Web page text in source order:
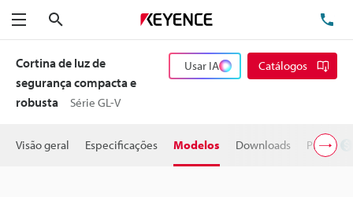
Menu
Cortina de luz de
segurança compacta e
robusta
Série GL-V
Usar IA Catálogos
Visão geral Especificações Modelos Downloads Preço